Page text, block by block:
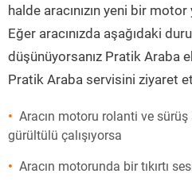
halde aracınızın yeni bir
Eğer aracınızda aşağıdaki
düşünüyorsanız Pratik Araba
Pratik Araba servisini ziyaret
Aracın motoru rolanti ve
gürültülü çalışıyorsa
Aracın motorunda bir tıkırtı